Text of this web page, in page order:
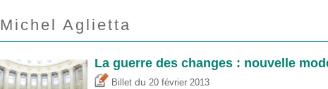
Michel Aglietta
La guerre des changes : nouvelle
Billet du 20 février 2013